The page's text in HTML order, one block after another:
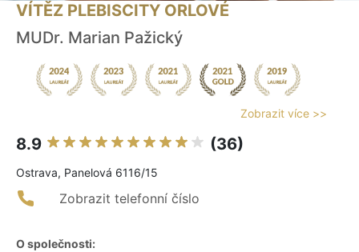
VÍTĚZ PLEBISCITY ORLOVÉ
MUDr. Marian Pažický
Zobrazit více >>
8.9 (36)
Ostrava, Panelová 6116/15
Zobrazit telefonní číslo
O společnosti: